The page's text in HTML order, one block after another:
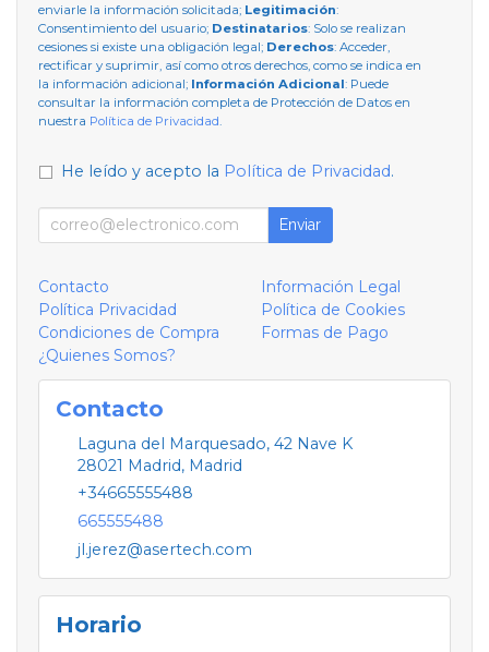
enviarle la información solicitada; Legitimación:
Consentimiento del usuario; Destinatarios: Solo se realizan
cesiones si existe una obligación legal; Derechos: Acceder,
rectificar y suprimir, así como otros derechos, como se indica en
la información adicional; Información Adicional: Puede
consultar la información completa de Protección de Datos en
nuestra Política de Privacidad
He leído y acepto la Política de Privacidad.
Enviar
Contacto
Información Legal
Política Privacidad
Política de Cookies
Condiciones de Compra
Formas de Pago
¿Quienes Somos?
Contacto
Laguna del Marquesado, 42 Nave K
28021 Madrid, Madrid
+34665555488
665555488
jl.jerez@asertech.com
Horario